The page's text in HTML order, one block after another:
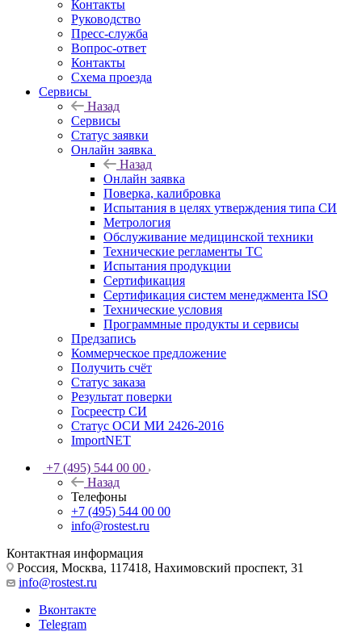
Контакты
Руководство
Пресс-служба
Вопрос-ответ
Контакты
Схема проезда
Сервисы
Назад
Сервисы
Статус заявки
Онлайн заявка
Назад
Онлайн заявка
Поверка, калибровка
Испытания в целях утверждения типа СИ
Метрология
Обслуживание медицинской техники
Технические регламенты ТС
Испытания продукции
Сертификация
Сертификация систем менеджмента ISO
Технические условия
Программные продукты и сервисы
Предзапись
Коммерческое предложение
Получить счёт
Статус заказа
Результат поверки
Госреестр СИ
Статус ОСИ МИ 2426-2016
ImportNET
+7 (495) 544 00 00
Назад
Телефоны
+7 (495) 544 00 00
info@rostest.ru
Контактная информация
Россия, Москва, 117418, Нахимовский проспект, 31
info@rostest.ru
Вконтакте
Telegram